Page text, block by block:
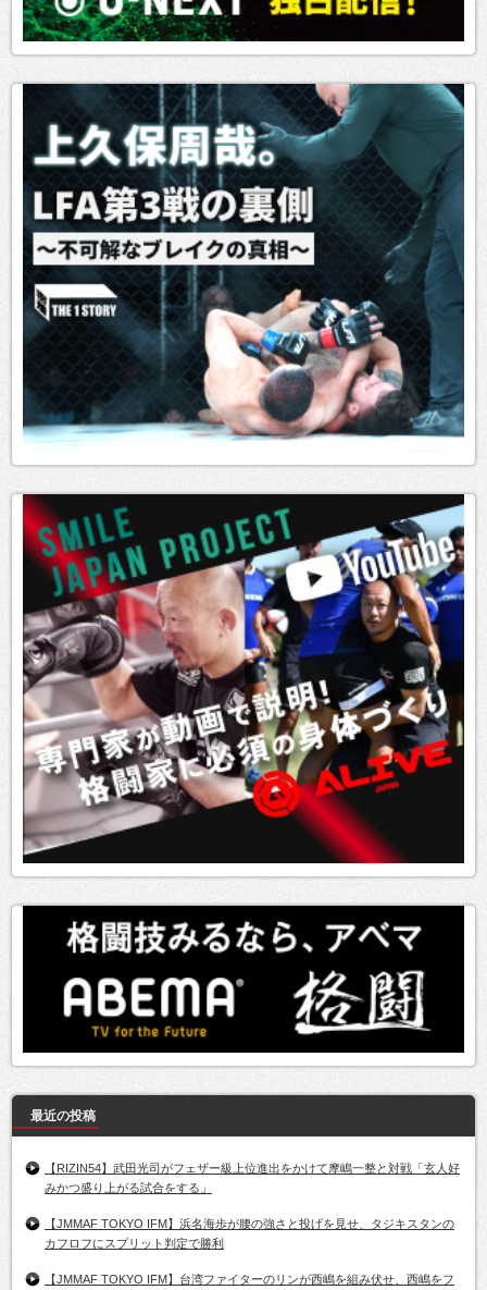
最近の投稿
【RIZIN54】武田光司がフェザー級上位進出をかけて摩嶋一整と対戦「玄人好
みかつ盛り上がる試合をする」
【JMMAF TOKYO IFM】浜名海歩が腰の強さと投げを見せ、タジキスタンの
カフロフにスプリット判定で勝利
【JMMAF TOKYO IFM】台湾ファイターのリンが西嶋を組み伏せ、西嶋をフ